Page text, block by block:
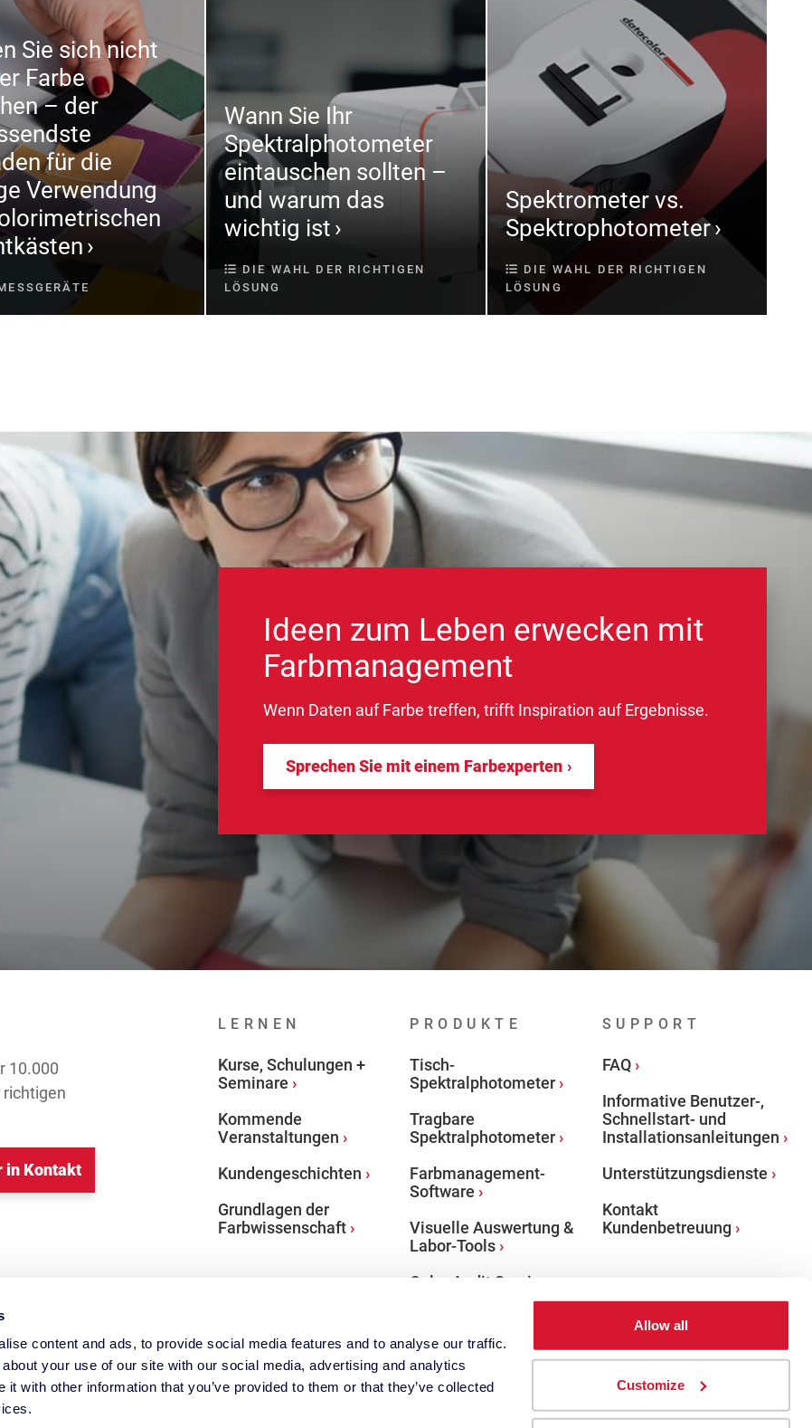
content and ads, to provide social media features and to analyse our traffic.
your use of our site with our social media, advertising and analytics
it with other information that you’ve provided to them or that they’ve collected
Allow all
Customize
Sie sich nicht
Farbe
– der
für die
Verwendung
Wann Sie Ihr
Spektralphotometer
eintauschen sollten –
und warum das
wichtig ist
DIE WAHL DER RICHTIGEN
LÖSUNG
Spektrometer vs.
Spektrophotometer
DIE WAHL DER RICHTIGEN
LÖSUNG
Ideen zum Leben erwecken mit
Farbmanagement
Wenn Daten auf Farbe treffen, trifft Inspiration auf Ergebnisse.
Sprechen Sie mit einem Farbexperten
10.000
richtigen
in Kontakt
LERNEN
Kurse, Schulungen +
Seminare
Kommende
Veranstaltungen
Kundengeschichten
Grundlagen der
Farbwissenschaft
PRODUKTE
Tisch-
Spektralphotometer
Tragbare
Spektralphotometer
Farbmanagement-
Software
Visuelle Auswertung &
Labor-Tools
Color Audit Services:
SUPPORT
FAQ
Informative Benutzer-,
Schnellstart- und
Installationsanleitungen
Unterstützungsdienste
Kontakt
Kundenbetreuung
Spyder FacebookFollow us